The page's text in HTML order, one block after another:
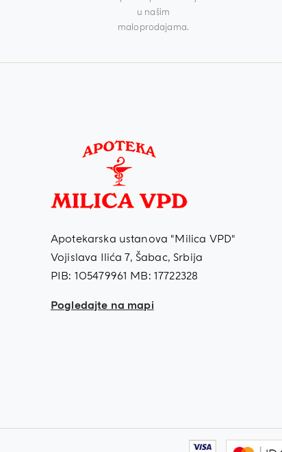
u našim
maloprodajama.
Apotekarska ustanova "Milica VPD"
Vojislava Ilića 7, Šabac, Srbija
PIB: 105479961 MB: 17722328
Pogledajte na mapi